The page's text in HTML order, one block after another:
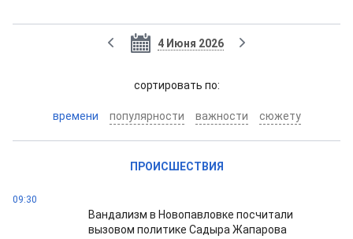
4 Июня 2026
cортировать по:
времени популярности важности сюжету
ПРОИСШЕСТВИЯ
09:30
Вандализм в Новопавловке посчитали
вызовом политике Садыра Жапарова